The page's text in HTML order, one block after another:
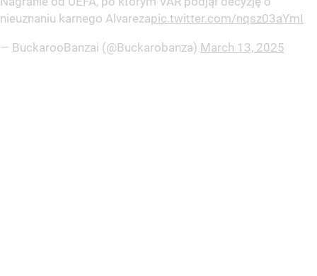
nieuznaniu karnego Alvarezapic.twitter.com/nqsz03aYmI
— BuckarooBanzai (@Buckarobanza) March 13, 2025